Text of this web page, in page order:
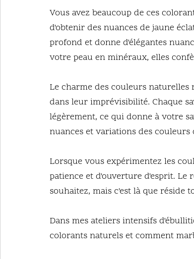
Vous avez beaucoup de ces
d'obtenir des nuances de jaune
profond et donne d'élégantes
votre peau en minéraux, elles
Le charme des couleurs
dans leur imprévisibilité. Chaque
légèrement, ce qui donne à votre
nuances et variations des
Lorsque vous expérimentez les
patience et d'ouverture d'esprit.
souhaitez, mais c'est là que réside
Dans mes ateliers intensifs
colorants naturels et comment